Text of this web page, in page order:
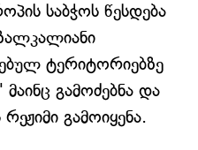
საბჭოს წესდება
ტერიტორიებზე
გამოძებნა და
რეჟიმი გამოიყენა.